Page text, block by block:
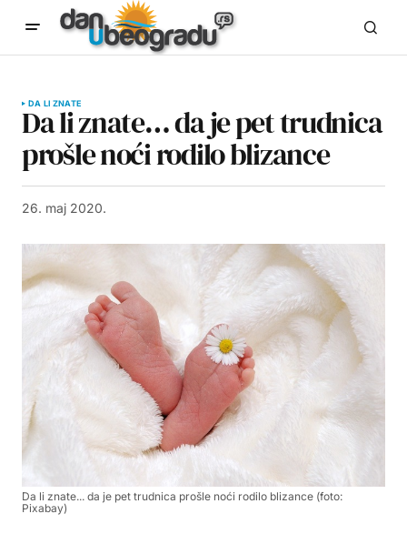
DA LI ZNATE
Da li znate… da je pet trudnica
prošle noći rodilo blizance
26. maj 2020.
Da li znate... da je pet trudnica prošle noći rodilo blizance (foto:
Pixabay)